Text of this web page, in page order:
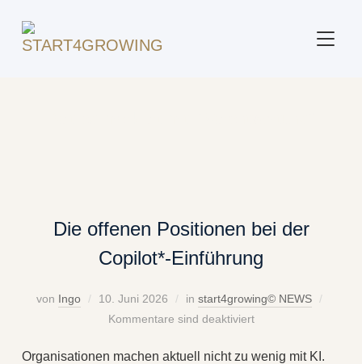
Die offenen Positionen bei der
Copilot*-Einführung
von Ingo 10. Juni 2026 in start4growing© NEWS
Kommentare sind deaktiviert
Organisationen machen aktuell nicht zu wenig mit KI.